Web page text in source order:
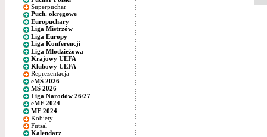
Superpuchar
Puch. okręgowe
Europuchary
Liga Mistrzów
Liga Europy
Liga Konferencji
Liga Młodzieżowa
Krajowy UEFA
Klubowy UEFA
Reprezentacja
eMŚ 2026
MŚ 2026
Liga Narodów 26/27
eME 2024
ME 2024
Kobiety
Futsal
Kalendarz